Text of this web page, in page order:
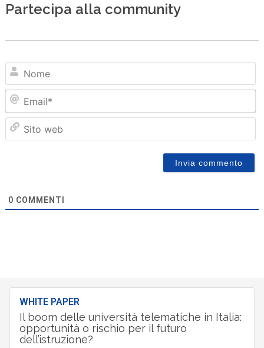
Partecipa alla community
0 COMMENTI
WHITE PAPER
Il boom delle università telematiche in Italia:
opportunità o rischio per il futuro
dell’istruzione?